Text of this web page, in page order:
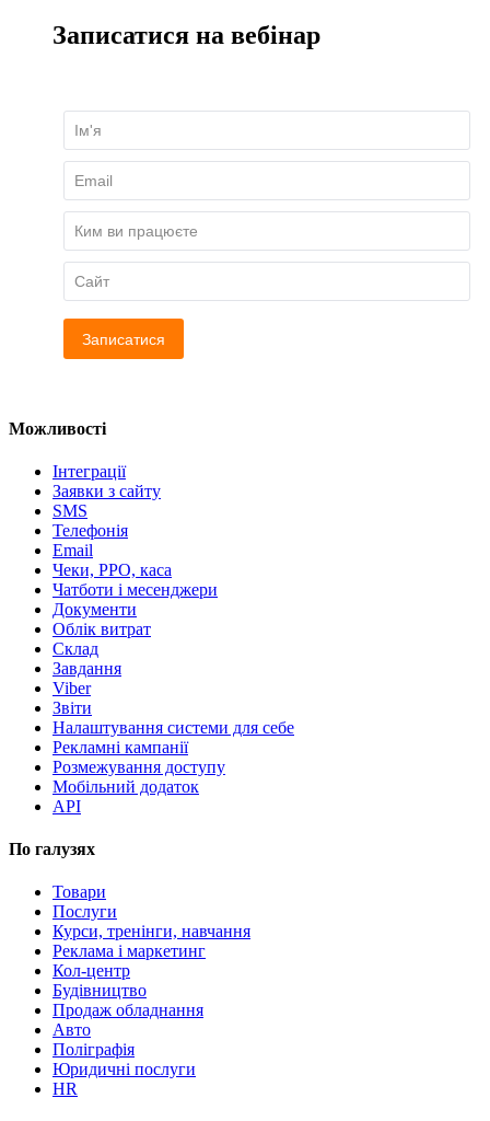
Записатися на вебінар
Можливості
Інтеграції
Заявки з сайту
SMS
Телефонія
Email
Чеки, РРО, каса
Чатботи і месенджери
Документи
Облік витрат
Склад
Завдання
Viber
Звіти
Налаштування системи для себе
Рекламні кампанії
Розмежування доступу
Мобільний додаток
API
По галузях
Товари
Послуги
Курси, тренінги, навчання
Реклама і маркетинг
Кол-центр
Будівництво
Продаж обладнання
Авто
Поліграфія
Юридичні послуги
HR